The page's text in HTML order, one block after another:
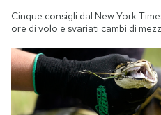
Cinque consigli dal New York
ore di volo e svariati cambi di